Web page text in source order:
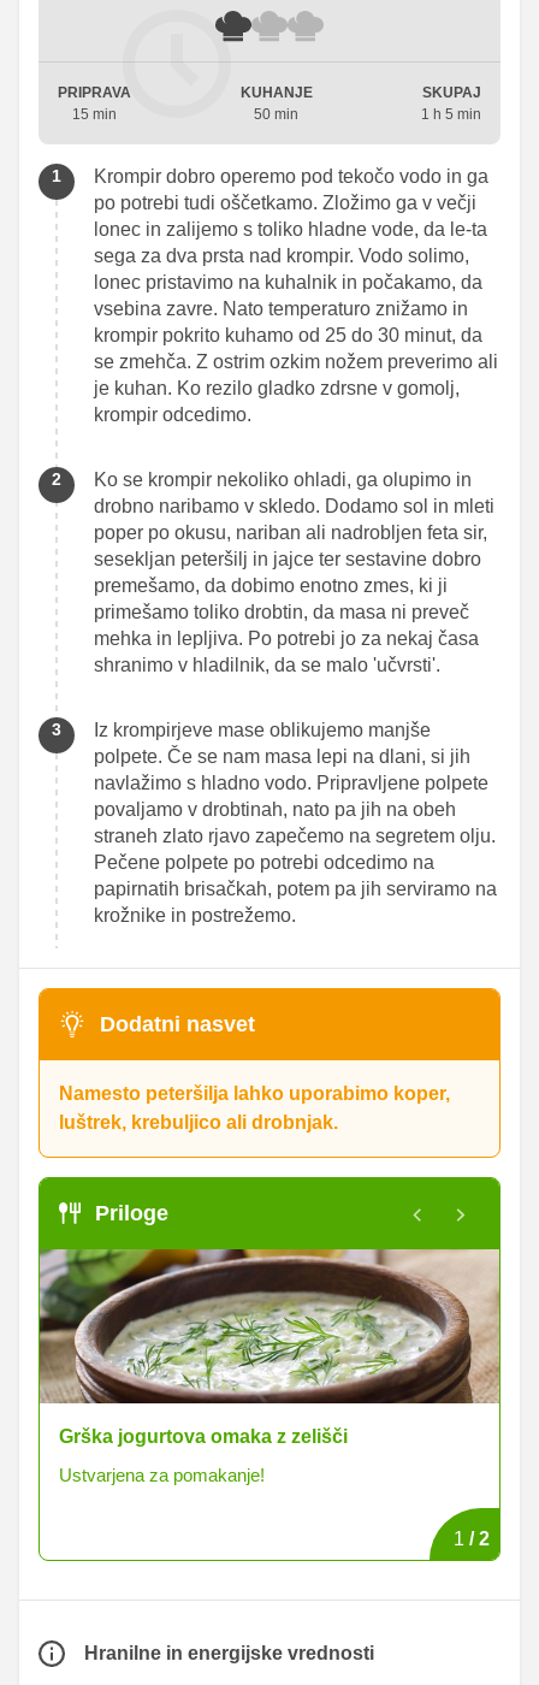
PRIPRAVA
15 min
KUHANJE
50 min
SKUPAJ
1 h 5 min
Krompir dobro operemo pod tekočo vodo in ga
po potrebi tudi oščetkamo. Zložimo ga v večji
lonec in zalijemo s toliko hladne vode, da le-ta
sega za dva prsta nad krompir. Vodo solimo,
lonec pristavimo na kuhalnik in počakamo, da
vsebina zavre. Nato temperaturo znižamo in
krompir pokrito kuhamo od 25 do 30 minut, da
se zmehča. Z ostrim ozkim nožem preverimo ali
je kuhan. Ko rezilo gladko zdrsne v gomolj,
krompir odcedimo.
Ko se krompir nekoliko ohladi, ga olupimo in
drobno naribamo v skledo. Dodamo sol in mleti
poper po okusu, nariban ali nadrobljen feta sir,
sesekljan peteršilj in jajce ter sestavine dobro
premešamo, da dobimo enotno zmes, ki ji
primešamo toliko drobtin, da masa ni preveč
mehka in lepljiva. Po potrebi jo za nekaj časa
shranimo v hladilnik, da se malo 'učvrsti'.
Iz krompirjeve mase oblikujemo manjše
polpete. Če se nam masa lepi na dlani, si jih
navlažimo s hladno vodo. Pripravljene polpete
povaljamo v drobtinah, nato pa jih na obeh
straneh zlato rjavo zapečemo na segretem olju.
Pečene polpete po potrebi odcedimo na
papirnatih brisačkah, potem pa jih serviramo na
krožnike in postrežemo.
Dodatni nasvet
Namesto peteršilja lahko uporabimo koper,
luštrek, krebuljico ali drobnjak.
Priloge
Grška jogurtova omaka z zelišči
Ustvarjena za pomakanje!
1 /2
Hranilne in energijske vrednosti